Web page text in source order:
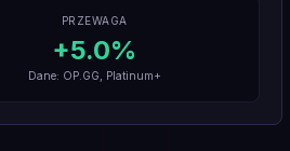
PRZEWAGA
+5.0%
Dane: OP.GG, Platinum+